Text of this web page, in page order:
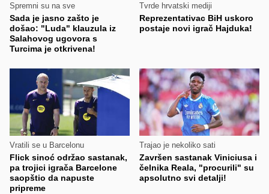
Spremni su na sve
Sada je jasno zašto je
došao: "Luda" klauzula iz
Salahovog ugovora s
Turcima je otkrivena!
Tvrde hrvatski mediji
Reprezentativac BiH uskoro
postaje novi igrač Hajduka!
Vratili se u Barcelonu
Flick sinoć održao sastanak,
pa trojici igrača Barcelone
saopštio da napuste
pripreme
Trajao je nekoliko sati
Završen sastanak Viniciusa i
čelnika Reala, "procurili" su
apsolutno svi detalji!